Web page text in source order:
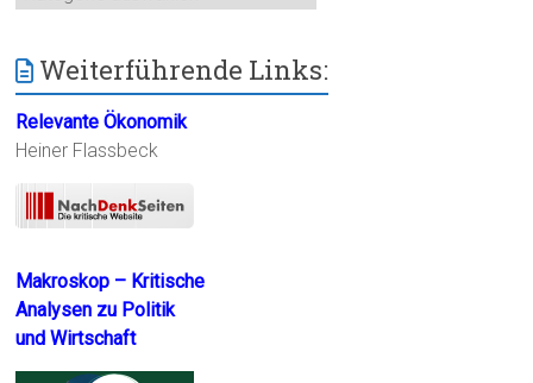
Weiterführende Links:
Relevante Ökonomik
Heiner Flassbeck
Makroskop – Kritische
Analysen zu Politik
und Wirtschaft